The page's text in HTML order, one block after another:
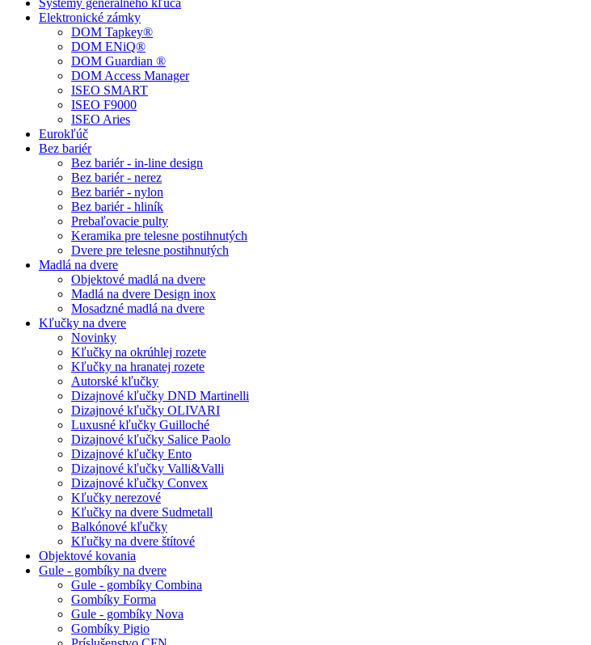
Systémy generálneho kľúča
Elektronické zámky
DOM Tapkey®
DOM ENiQ®
DOM Guardian ®
DOM Access Manager
ISEO SMART
ISEO F9000
ISEO Aries
Eurokľúč
Bez bariér
Bez bariér - in-line design
Bez bariér - nerez
Bez bariér - nylon
Bez bariér - hliník
Prebaľovacie pulty
Keramika pre telesne postihnutých
Dvere pre telesne postihnutých
Madlá na dvere
Objektové madlá na dvere
Madlá na dvere Design inox
Mosadzné madlá na dvere
Kľučky na dvere
Novinky
Kľučky na okrúhlej rozete
Kľučky na hranatej rozete
Autorské kľučky
Dizajnové kľučky DND Martinelli
Dizajnové kľučky OLIVARI
Luxusné kľučky Guilloché
Dizajnové kľučky Salice Paolo
Dizajnové kľučky Ento
Dizajnové kľučky Valli&Valli
Dizajnové kľučky Convex
Kľučky nerezové
Kľučky na dvere Sudmetall
Balkónové kľučky
Kľučky na dvere štítové
Objektové kovania
Gule - gombíky na dvere
Gule - gombíky Combina
Gombíky Forma
Gule - gombíky Nova
Gombíky Pigio